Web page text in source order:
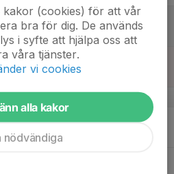
kakor (cookies) för att vår
bra för dig. De används
i syfte att hjälpa oss att
våra tjänster.
vi cookies
alla kakor
nödvändiga